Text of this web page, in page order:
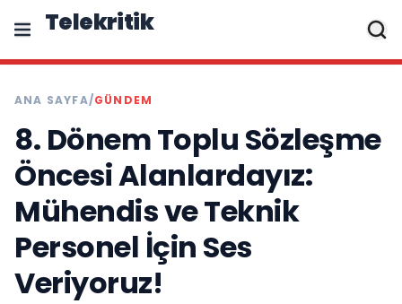
Telekritik
ANA SAYFA/GÜNDEM
8. Dönem Toplu Sözleşme
Öncesi Alanlardayız:
Mühendis ve Teknik
Personel İçin Ses
Veriyoruz!